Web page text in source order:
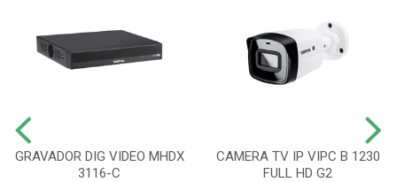
GRAVADOR DIG VIDEO MHDX
3116-C
CAMERA TV IP VIPC B 1230
FULL HD G2